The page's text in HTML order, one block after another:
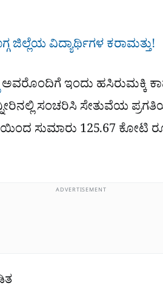
ಜಿಲ್ಲೆಯ ವಿದ್ಯಾರ್ಥಿಗಳ ಕರಾಮತ್ತು!
ಇಂದು ಹಸಿರುಮಕ್ಕಿ
ಸಂಚರಿಸಿ ಸೇತುವೆಯ
ಸುಮಾರು 125.67 ಕೋಟಿ
ADVERTISEMENT